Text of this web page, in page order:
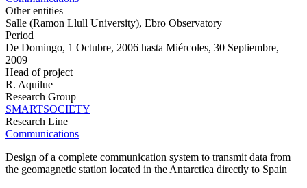
Other entities
Salle (Ramon Llull University), Ebro Observatory
Period
De Domingo, 1 Octubre, 2006 hasta Miércoles, 30 Septiembre,
2009
Head of project
R. Aquilue
Research Group
SMARTSOCIETY
Research Line
Communications
Design of a complete communication system to transmit data from
the geomagnetic station located in the Antarctica directly to Spain